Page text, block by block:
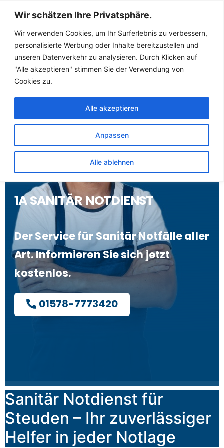
Wir schätzen Ihre Privatsphäre.
Wir verwenden Cookies, um Ihr Surferlebnis zu verbessern,
personalisierte Werbung oder Inhalte bereitzustellen und
unseren Datenverkehr zu analysieren. Durch Klicken auf
"Alle akzeptieren" stimmen Sie der Verwendung von
Cookies zu.
Anpassen
Alle ablehnen
Alle akzeptieren
Sanitär Notdienst
(Klempner) für
Steuden
1A SANITÄR NOTDIENST
Der Service für Sanitär Notfälle aller
Art. Informieren Sie sich jetzt
kostenlos.
01578-7773420
Sanitär Notdienst für
Steuden – Ihr zuverlässiger
Helfer in jeder Notlage